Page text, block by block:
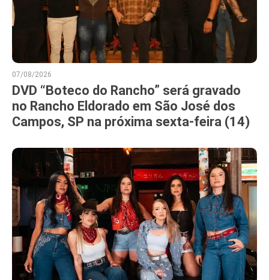
07/08/2026
DVD “Boteco do Rancho” será gravado
no Rancho Eldorado em São José dos
Campos, SP na próxima sexta-feira (14)